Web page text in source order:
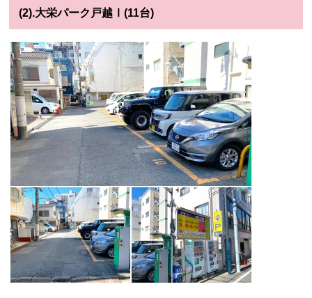
(2).大栄パーク戸越Ⅰ(11台)